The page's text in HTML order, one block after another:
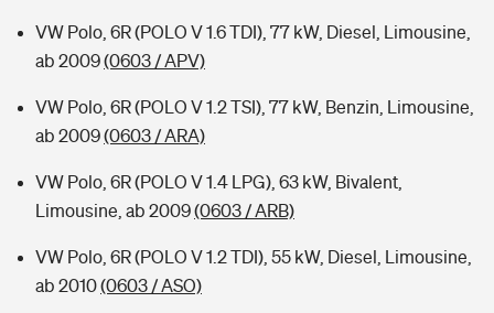
VW Polo, 6R (POLO V 1.6 TDI), 77 kW, Diesel, Limousine,
ab 2009(0603 / APV)
VW Polo, 6R (POLO V 1.2 TSI), 77 kW, Benzin, Limousine,
ab 2009(0603 / ARA)
VW Polo, 6R (POLO V 1.4 LPG), 63 kW, Bivalent,
Limousine, ab 2009(0603 / ARB)
VW Polo, 6R (POLO V 1.2 TDI), 55 kW, Diesel, Limousine,
ab 2010(0603 / ASO)